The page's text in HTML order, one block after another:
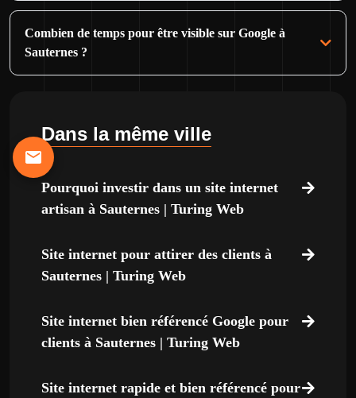
Combien de temps pour être visible sur Google à
Sauternes ?
Dans la même ville
Pourquoi investir dans un site internet
artisan à Sauternes | Turing Web
Site internet pour attirer des clients à
Sauternes | Turing Web
Site internet bien référencé Google pour
clients à Sauternes | Turing Web
Site internet rapide et bien référencé pour